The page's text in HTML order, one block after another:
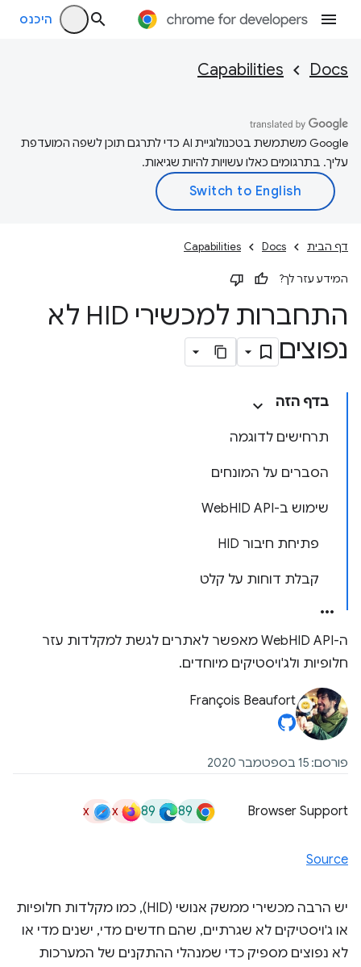
היכנס
Docs
Capabilities
‫Google משתמשת בטכנולוגיית AI כדי לתרגם תוכן לשפה המועדפת
עליך. בתרגומים כאלו עשויות להיות שגיאות.
דף הבית Docs
Capabilities
המידע עזר לך?
התחברות למכשירי HID לא
נפוצים
בדף הזה
תרחישים לדוגמה
הסברים על המונחים
שימוש ב-WebHID API
פתיחת חיבור HID
קבלת דוחות על קלט
ה-WebHID API מאפשר לאתרים לגשת למקלדות עזר
חלופיות ולג'ויסטיקים מיוחדים.
François Beaufort
פורסם: 15 בספטמבר 2020
Browser Support
89
89
x
x
Source
יש הרבה מכשירי ממשק אנושי (HID), כמו מקלדות חלופיות
או ג'ויסטיקים לא שגרתיים, שהם חדשים מדי, ישנים מדי או
לא נפוצים מספיק כדי שמנהלי ההתקנים של המערכות